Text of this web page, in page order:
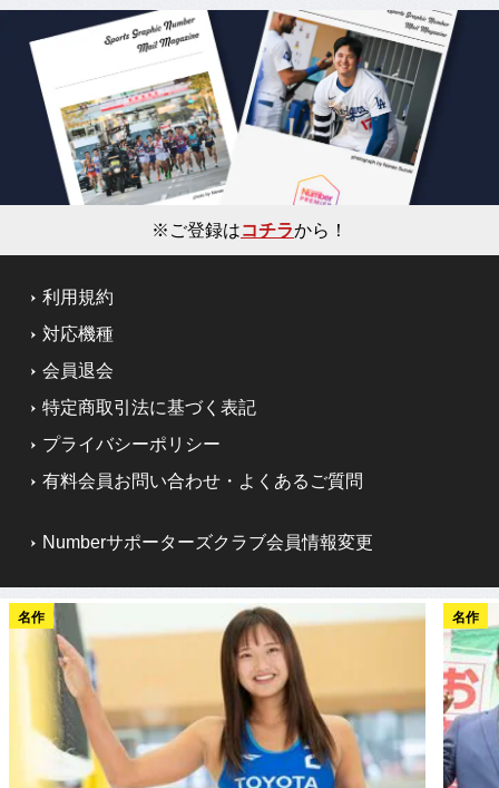
※ご登録はコチラから！
利用規約
対応機種
会員退会
特定商取引法に基づく表記
プライバシーポリシー
有料会員お問い合わせ・よくあるご質問
Numberサポーターズクラブ会員情報変更
名作 名作